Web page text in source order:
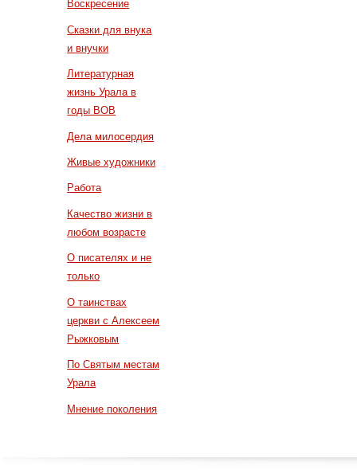
Воскресение
Сказки для внука
и внучки
Литературная
жизнь Урала в
годы ВОВ
Дела милосердия
Живые художники
Работа
Качество жизни в
любом возрасте
О писателях и не
только
О таинствах
церкви с Алексеем
Рыжковым
По Святым местам
Урала
Мнение поколения